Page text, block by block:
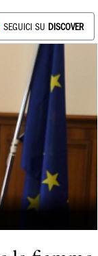
SEGUICI SU DISCOVER